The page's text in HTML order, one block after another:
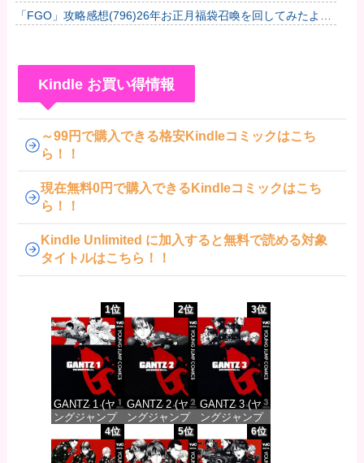
「FGO」攻略感想(796)26年お正月福袋召喚を回してみたよ！
Kindle お買い得情報
～99円で購入できる格安Kindleコミックはこち
ら！！
現在無料0円で購入できるKindleコミックはこち
ら！！
Kindle Unlimited に加入すると無料で読める対象
タイトルはこちら！！
1位
GANTZ 1 (ヤ
ングジャンプ
コミックス
DIGITAL)
2位
GANTZ 2 (ヤ
ングジャンプ
コミックス
DIGITAL)
3位
GANTZ 3 (ヤ
ングジャンプ
コミックス
DIGITAL)
4位 5位 6位